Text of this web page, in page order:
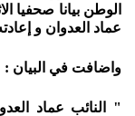
الوطن بيانا صحفيا
عماد العدوان و
واضافت في البيان :
" النائب عماد